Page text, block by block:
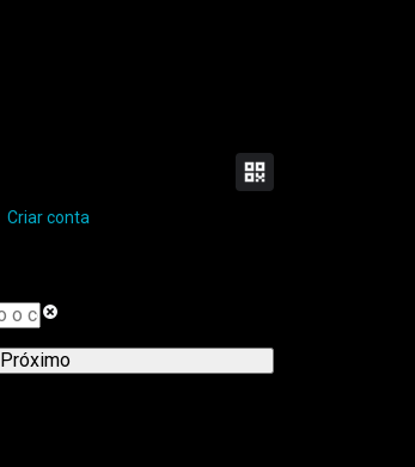
Criar conta
Próximo